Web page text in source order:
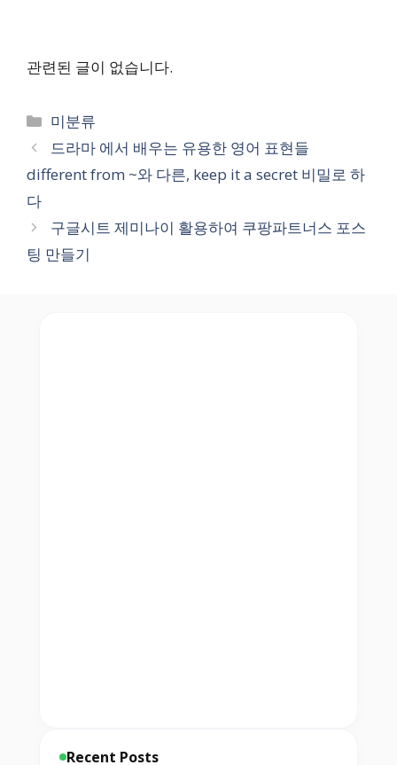
관련된 글이 없습니다.
Categories
미분류
드라마 에서 배우는 유용한 영어 표현들
different from ~와 다른, keep it a secret 비밀로 하
다
구글시트 제미나이 활용하여 쿠팡파트너스 포스
팅 만들기
Recent Posts